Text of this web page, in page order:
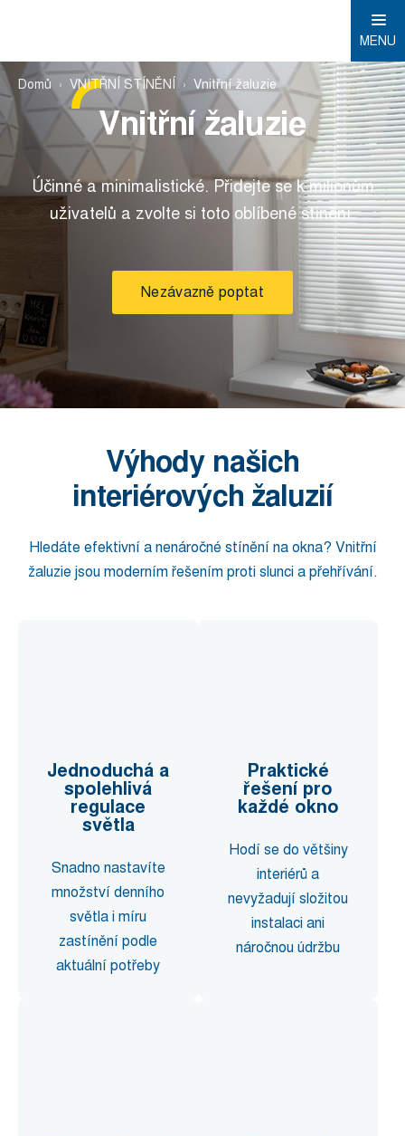
MENU
Domů VNITŘNÍ STÍNĚNÍ Vnitřní žaluzie
Vnitřní žaluzie
Účinné a minimalistické. Přidejte se k milionům
uživatelů a zvolte si toto oblíbené stínění.
Nezávazně poptat
Výhody našich
interiérových žaluzií
Hledáte efektivní a nenáročné stínění na okna? Vnitřní
žaluzie jsou moderním řešením proti slunci a přehřívání.
Jednoduchá a
spolehlivá
regulace
světla
Snadno nastavíte
množství denního
světla i míru
zastínění podle
aktuální potřeby
Praktické
řešení pro
každé okno
Hodí se do většiny
interiérů a
nevyžadují složitou
instalaci ani
náročnou údržbu